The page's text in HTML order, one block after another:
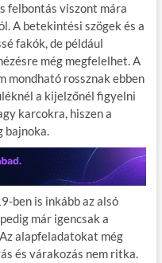
felbontás viszont mára
A betekintési szögek és a
fakók, de például
még megfelelhet. A
mondható rossznak ebben
a kijelzőnél figyelni
karcokra, hiszen a
bajnoka.
ben is inkább az alsó
már igencsak a
alapfeladatokat még
és várakozás nem ritka.